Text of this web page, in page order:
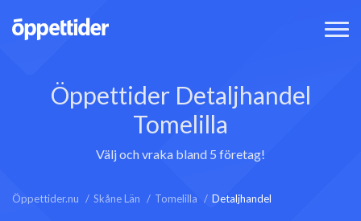
Öppettider Detaljhandel
Tomelilla
Välj och vraka bland 5 företag!
Öppettider.nu Skåne Län Tomelilla Detaljhandel